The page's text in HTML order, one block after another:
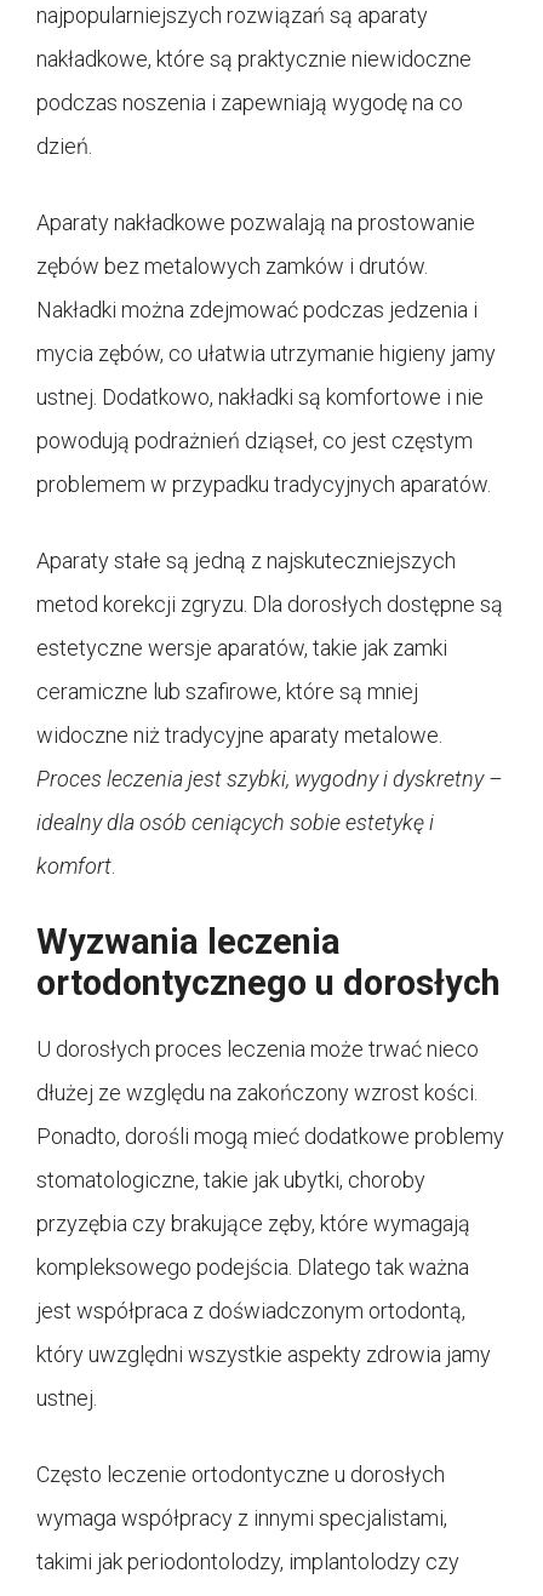
najpopularniejszych rozwiązań są aparaty
nakładkowe, które są praktycznie niewidoczne
podczas noszenia i zapewniają wygodę na co
dzień.
Aparaty nakładkowe pozwalają na prostowanie
zębów bez metalowych zamków i drutów.
Nakładki można zdejmować podczas jedzenia i
mycia zębów, co ułatwia utrzymanie higieny jamy
ustnej. Dodatkowo, nakładki są komfortowe i nie
powodują podrażnień dziąseł, co jest częstym
problemem w przypadku tradycyjnych aparatów.
Aparaty stałe są jedną z najskuteczniejszych
metod korekcji zgryzu. Dla dorosłych dostępne są
estetyczne wersje aparatów, takie jak zamki
ceramiczne lub szafirowe, które są mniej
widoczne niż tradycyjne aparaty metalowe.
Proces leczenia jest szybki, wygodny i dyskretny –
idealny dla osób ceniących sobie estetykę i
komfort
Wyzwania leczenia
ortodontycznego u dorosłych
U dorosłych proces leczenia może trwać nieco
dłużej ze względu na zakończony wzrost kości.
Ponadto, dorośli mogą mieć dodatkowe problemy
stomatologiczne, takie jak ubytki, choroby
przyzębia czy brakujące zęby, które wymagają
kompleksowego podejścia. Dlatego tak ważna
jest współpraca z doświadczonym ortodontą,
który uwzględni wszystkie aspekty zdrowia jamy
ustnej.
Często leczenie ortodontyczne u dorosłych
wymaga współpracy z innymi specjalistami,
takimi jak periodontolodzy, implantolodzy czy